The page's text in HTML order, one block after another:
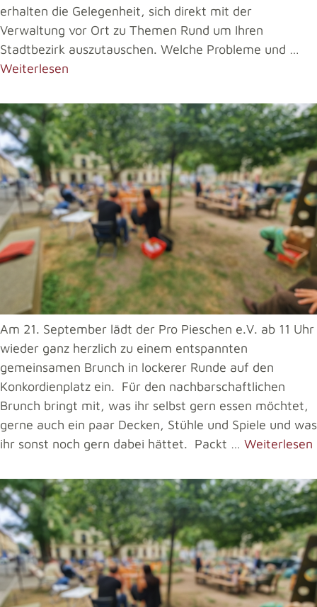
erhalten die Gelegenheit, sich direkt mit der
Verwaltung vor Ort zu Themen Rund um Ihren
Stadtbezirk auszutauschen. Welche Probleme und …
Weiterlesen
Am 21. September lädt der Pro Pieschen e.V. ab 11 Uhr
wieder ganz herzlich zu einem entspannten
gemeinsamen Brunch in lockerer Runde auf den
Konkordienplatz ein. Für den nachbarschaftlichen
Brunch bringt mit, was ihr selbst gern essen möchtet,
gerne auch ein paar Decken, Stühle und Spiele und was
ihr sonst noch gern dabei hättet. Packt … Weiterlesen